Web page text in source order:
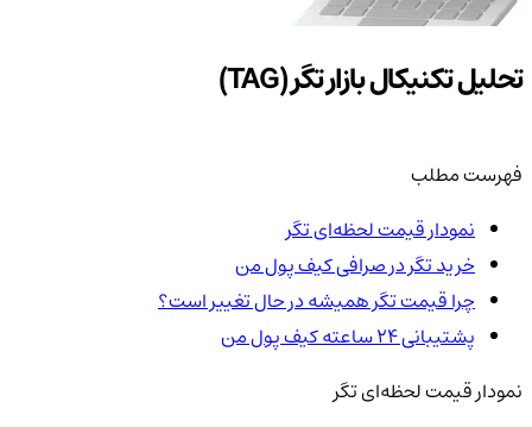
تحلیل تکنیکال بازار تگر (TAG)
فهرست مطلب
نمودار قیمت لحظه‌ای تگر
خرید تگر در صرافی کیف پول من
چرا قیمت تگر همیشه در حال تغییر است؟
پشتیبانی ۲۴ ساعته کیف پول من
نمودار قیمت لحظه‌ای تگر